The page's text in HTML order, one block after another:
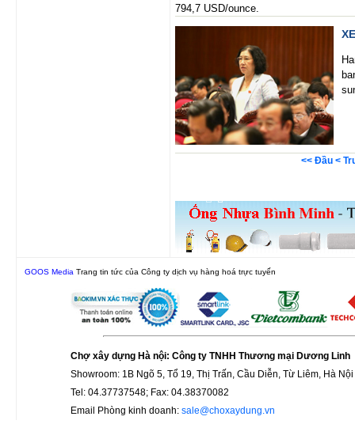
794,7 USD/ounce.
<< Đầu <
GOOS Media Trang tin tức của Công ty dịch vụ hàng hoá trực tuyến
Chợ xây dựng Hà nội: Công ty TNHH Thương mại Dương Linh
Showroom: 1B Ngõ 5, Tổ 19, Thị Trấn, Cầu Diễn, Từ Liêm, Hà Nội
Tel: 04.37737548; Fax: 04.38370082
Email Phòng kinh doanh: sale@choxaydung.vn